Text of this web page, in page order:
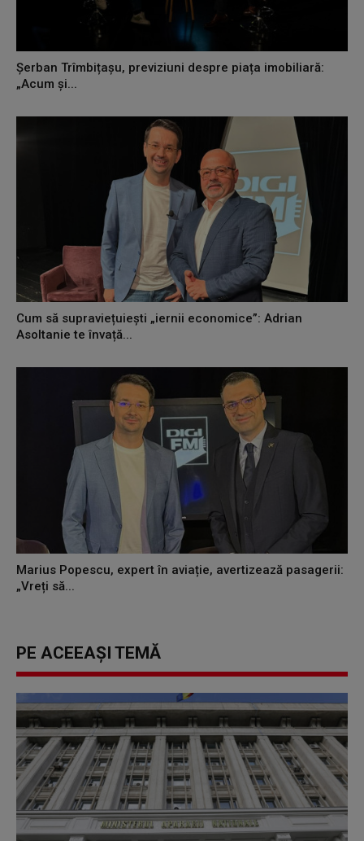
Șerban Trîmbițașu, previziuni despre piața imobiliară:
„Acum și...
Cum să supraviețuiești „iernii economice”: Adrian
Asoltanie te învață...
Marius Popescu, expert în aviație, avertizează pasagerii:
„Vreți să...
PE ACEEAȘI TEMĂ